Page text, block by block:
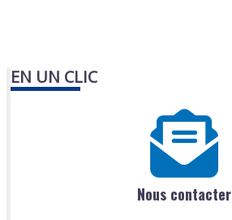
EN UN CLIC
Nous contacter